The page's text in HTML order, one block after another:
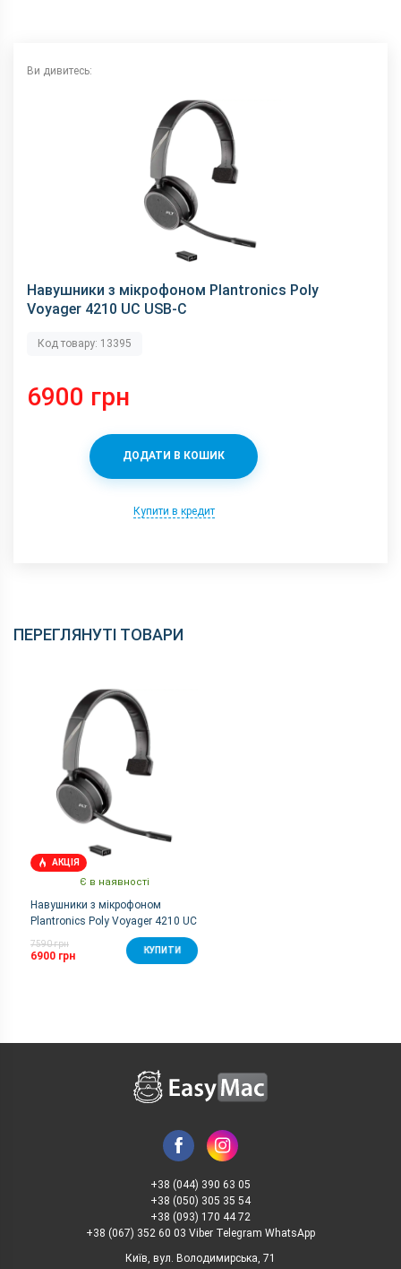
Ви дивитесь:
Навушники з мікрофоном Plantronics Poly
Voyager 4210 UC USB-C
Код товару: 13395
6900 грн
ДОДАТИ В КОШИК
Купити в кредит
ПЕРЕГЛЯНУТІ ТОВАРИ
АКЦІЯ
Є в наявності
Навушники з мікрофоном
Plantronics Poly Voyager 4210 UC
7590 грн
6900 грн КУПИТИ
+38 (044) 390 63 05
+38 (050) 305 35 54
+38 (093) 170 44 72
+38 (067) 352 60 03 Viber Telegram WhatsApp
Київ, вул. Володимирська, 71